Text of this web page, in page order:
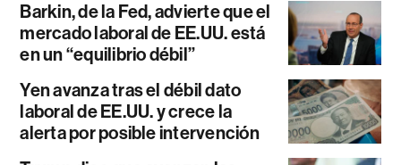
Barkin, de la Fed, advierte que el
mercado laboral de EE.UU. está
en un “equilibrio débil”
Yen avanza tras el débil dato
laboral de EE.UU. y crece la
alerta por posible intervención